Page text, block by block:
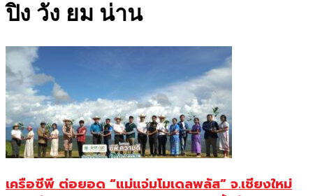
ปิง วัง ยม น่าน
เครือซีพี ต่อยอด “แม่แจ่มโมเดลพลัส” จ.เชียงใหม่